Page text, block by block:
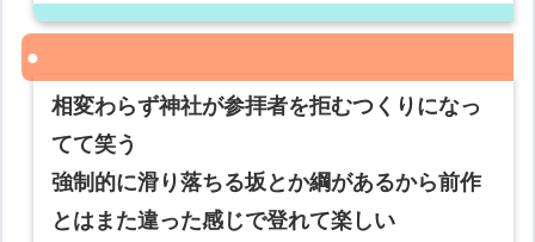
相変わらず神社が参拝者を拒むつくりになっ
てて笑う
強制的に滑り落ちる坂とか綱があるから前作
とはまた違った感じで登れて楽しい